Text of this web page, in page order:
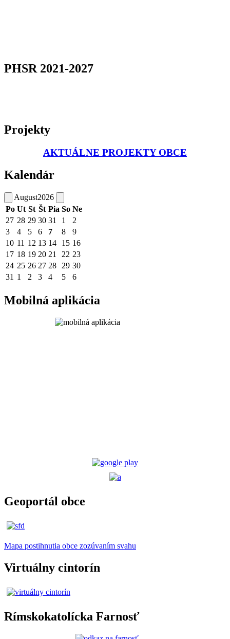
PHSR 2021-2027
Projekty
AKTUÁLNE PROJEKTY OBCE
Kalendár
August2026
Po Ut St Št Pia So Ne
27 28 29 30 31 1
2
3
4 5 6 7 8
9
10 11 12 13 14 15 16
17 18 19 20 21 22 23
24 25 26 27 28 29 30
31 1 2 3 4 5 6
Mobilná aplikácia
Geoportál obce
Mapa postihnutia obce zozúvaním svahu
Virtuálny cintorín
Rímskokatolícka Farnosť